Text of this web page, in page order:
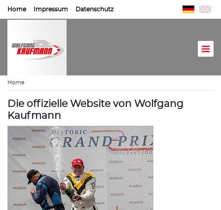
Home Impressum Datenschutz
Home
Die offizielle Website von Wolfgang
Kaufmann